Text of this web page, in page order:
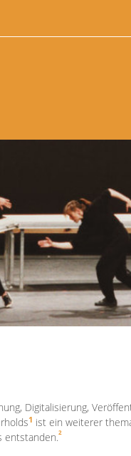
Digitalisierung,
1 ist ein weiterer
entstanden.2